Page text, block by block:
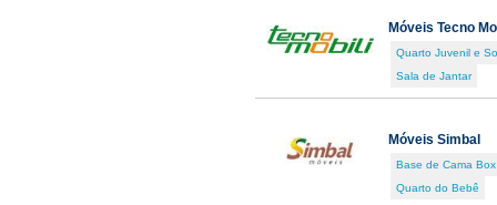
Móveis Tecno
Quarto Juvenil e
Sala de Jantar
Móveis Simbal
Base de Cama Box
Quarto do Bebê